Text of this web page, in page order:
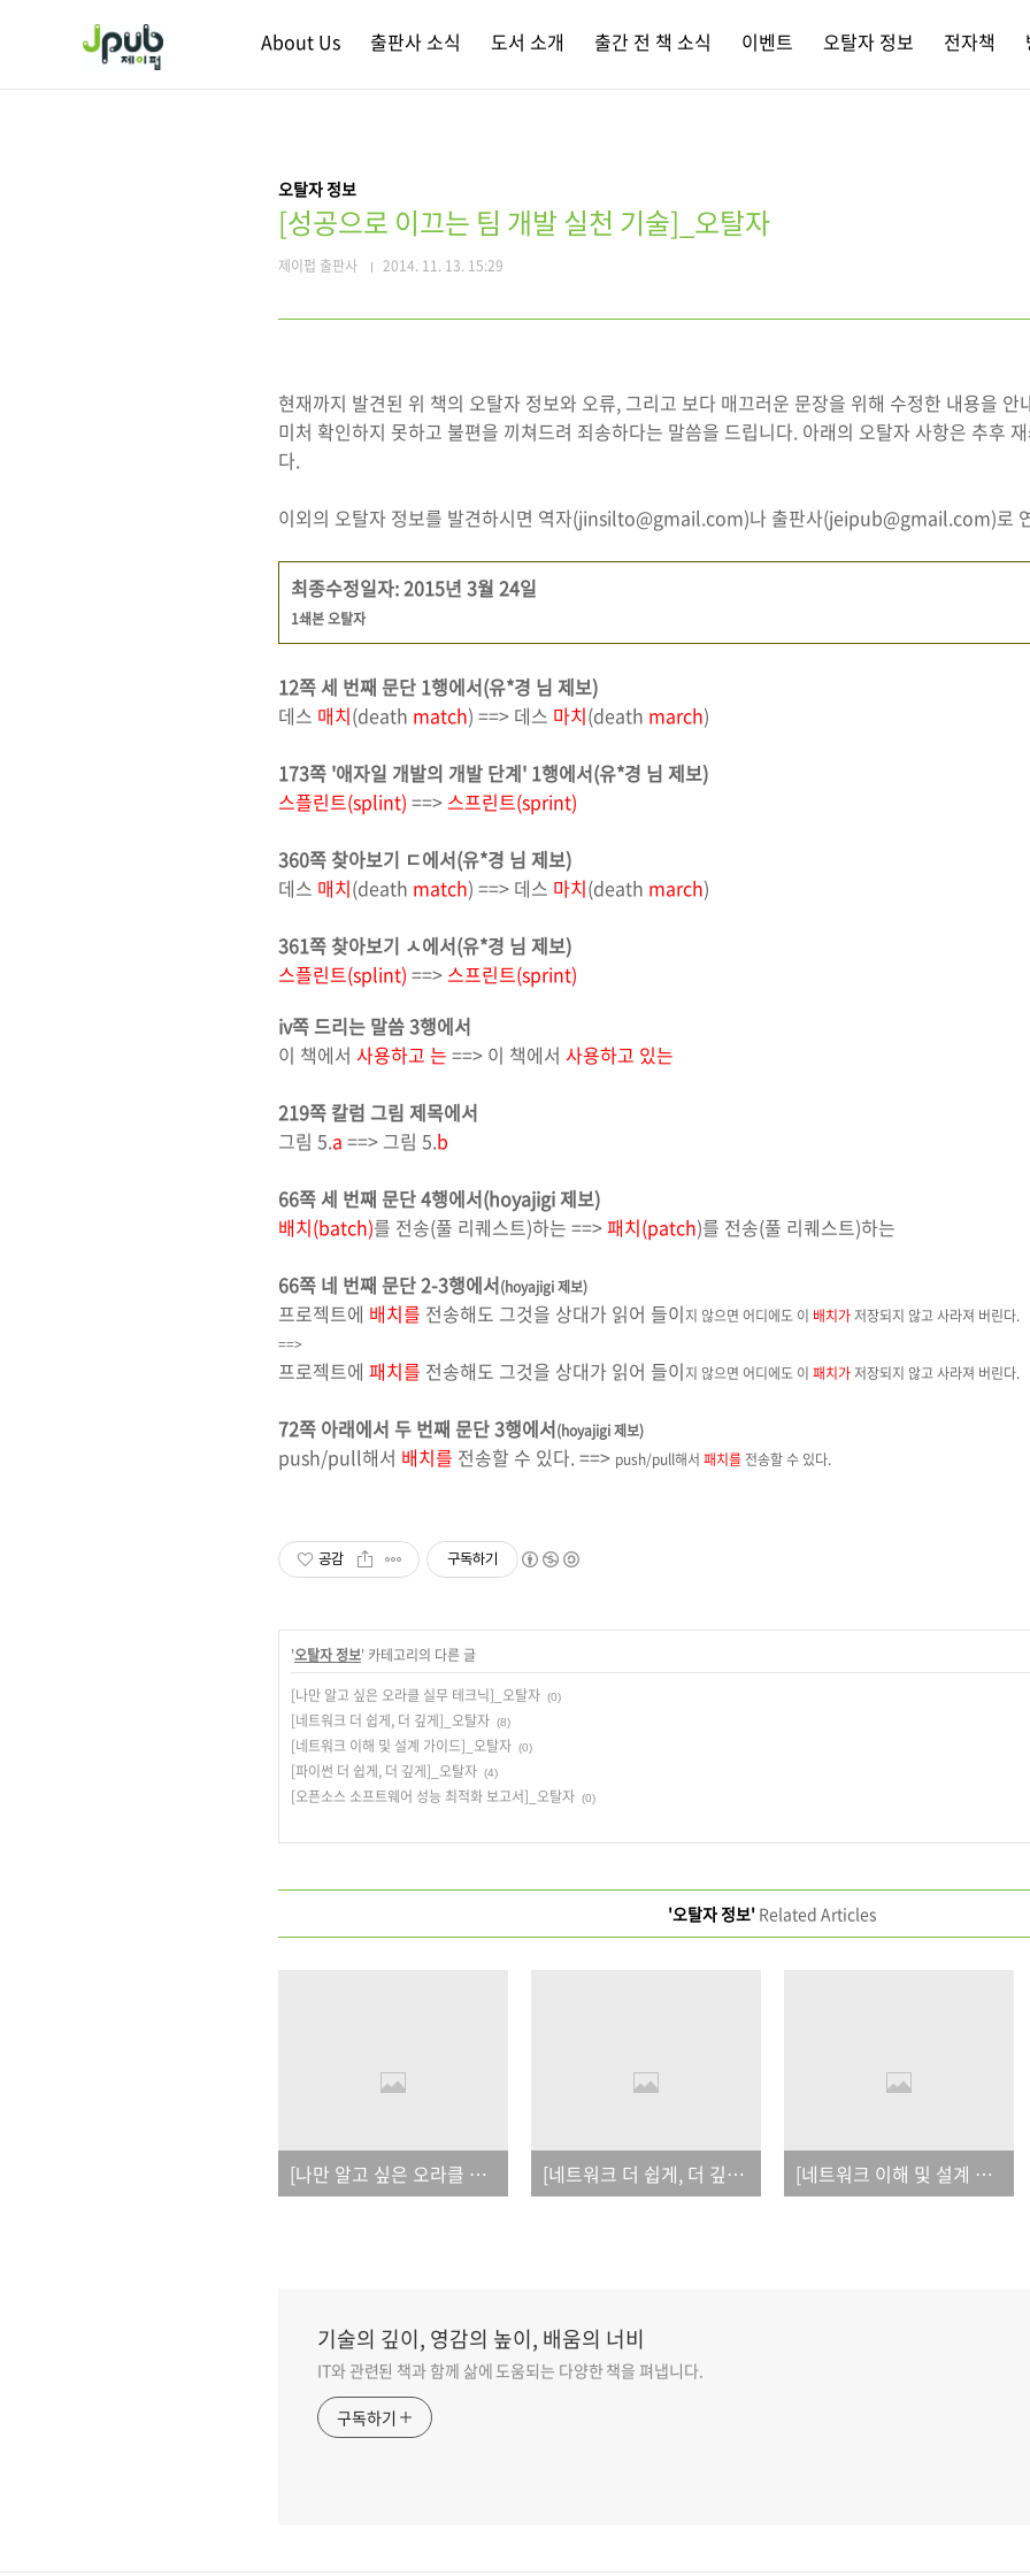
About Us 출판사 소식 도서 소개 출간 전 책 소식 이벤트 오탈자 정보 전자책
오탈자 정보
[성공으로 이끄는 팀 개발 실천 기술]_오탈자
제이펍 출판사 2014. 11. 13. 15:29
현재까지 발견된 위 책의 오탈자 정보와 오류, 그리고 보다 매끄러운 문장을 위해 수정한 내용을 안
미처 확인하지 못하고 불편을 끼쳐드려 죄송하다는 말씀을 드립니다. 아래의 오탈자 사항은 추후
다.
이외의 오탈자 정보를 발견하시면 역자(jinsilto@gmail.com)나 출판사(jeipub@gmail.com)로
최종수정일자: 2015년 3월 24일
1쇄본 오탈자
12쪽 세 번째 문단 1행에서(유*경 님 제보)
데스 매치(death match) ==> 데스 마치(death march)
173쪽 '애자일 개발의 개발 단계' 1행에서(유*경 님 제보)
스플린트(splint) ==>스프린트(sprint)
360쪽 찾아보기 ㄷ에서(유*경 님 제보)
데스 매치(death match) ==> 데스 마치(death march)
361쪽 찾아보기 ㅅ에서(유*경 님 제보)
스플린트(splint) ==>스프린트(sprint)
iv쪽 드리는 말씀 3행에서
이 책에서 사용하고 는 ==> 이 책에서 사용하고 있는
219쪽 칼럼 그림 제목에서
그림 5.a ==> 그림 5.b
66쪽 세 번째 문단 4행에서(hoyajigi 제보)
배치(batch)를 전송(풀 리퀘스트)하는 ==>패치(patch)를 전송(풀 리퀘스트)하는
66쪽 네 번째 문단 2-3행에서(hoyajigi 제보)
프로젝트에 배치를 전송해도 그것을 상대가 읽어 들이지 않으면 어디에도 이 배치가저장되지 않고 사라져 버린다.
==>
프로젝트에 패치를 전송해도 그것을 상대가 읽어 들이지 않으면 어디에도 이 패치가저장되지 않고 사라져 버린다.
72쪽 아래에서 두 번째 문단 3행에서(hoyajigi 제보)
push/pull해서 배치를 전송할 수 있다. ==> push/pull해서 패치를 전송할 수 있다.
공감 구독하기
'오탈자 정보' 카테고리의 다른 글
[나만 알고 싶은 오라클 실무 테크닉]_오탈자 (0)
[네트워크 더 쉽게, 더 깊게]_오탈자 (8)
[네트워크 이해 및 설계 가이드]_오탈자 (0)
[파이썬 더 쉽게, 더 깊게]_오탈자 (4)
[오픈소스 소프트웨어 성능 최적화 보고서]_오탈자 (0)
'오탈자 정보' Related Articles
[나만 알고 싶은 오라클 실무 테크닉]_오탈자 [네트워크 더 쉽게, 더 깊게]_오탈자 [네트워크 이해 및 설계 가이드]_오탈자
기술의 깊이, 영감의 높이, 배움의 너비
IT와 관련된 책과 함께 삶에 도움되는 다양한 책을 펴냅니다.
구독하기